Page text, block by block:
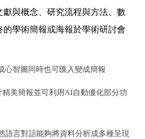
獻與概念、研究流程與方法、數
的學術簡報或海報於學術研討會
心智圖同時也可匯入變成簡報
精美簡報並可利用AI自動優化部分功
語言對話能夠將資料分析成多種呈現